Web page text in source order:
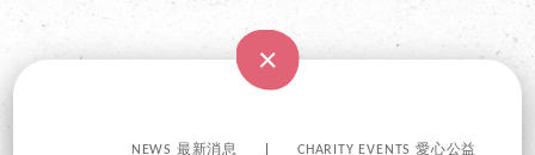
NEWS 最新消息 CHARITY EVENTS 愛心公益